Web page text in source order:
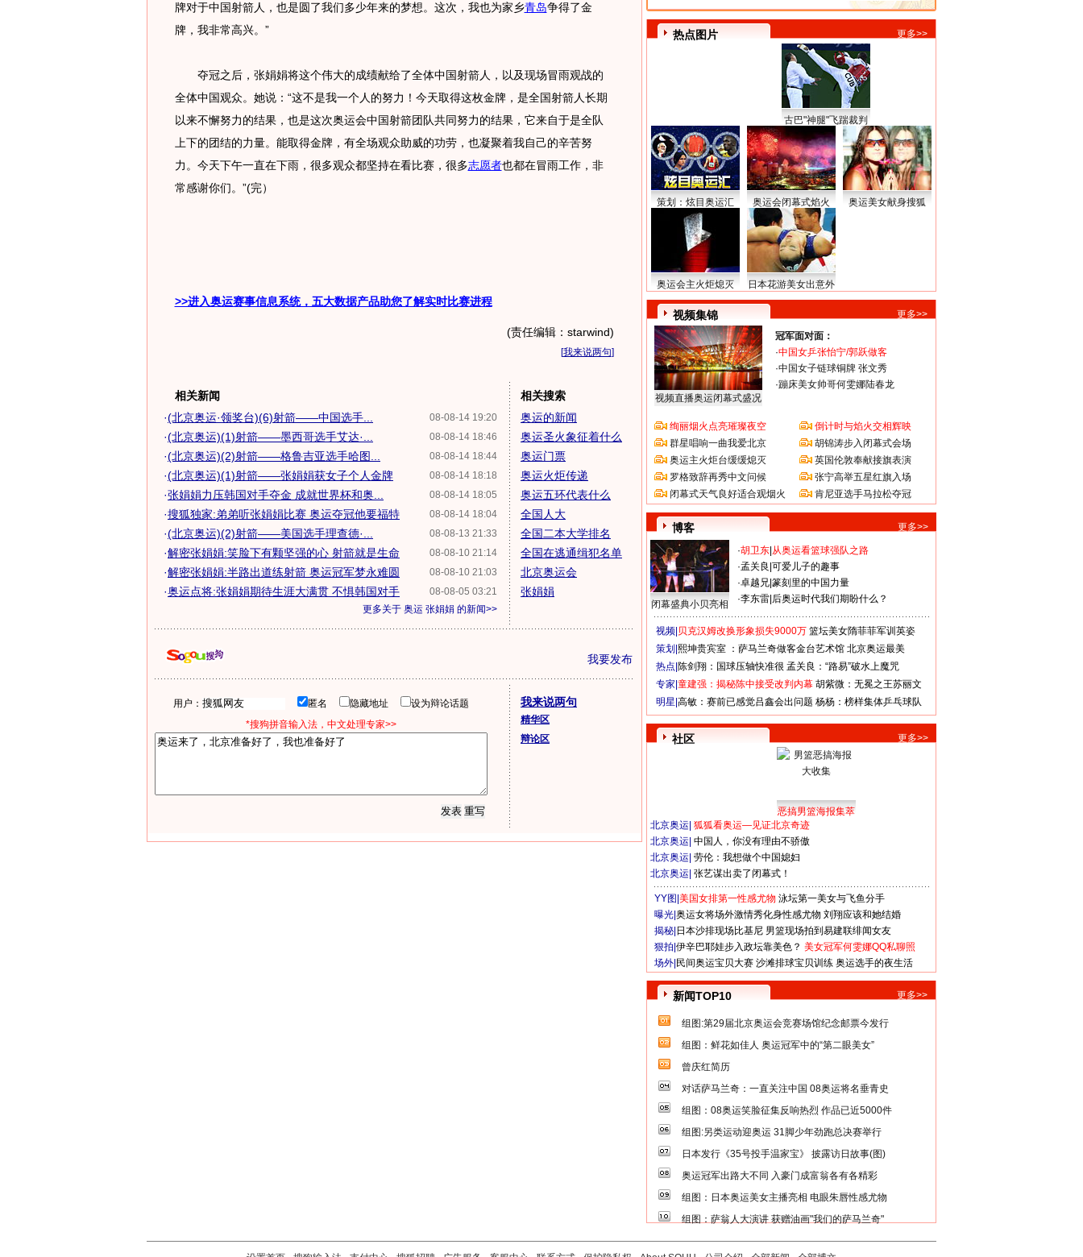
牌对于中国射箭人，也是圆了我们多少年来的梦想。这次，我也为家乡青岛争得了金
牌，我非常高兴。”
夺冠之后，张娟娟将这个伟大的成绩献给了全体中国射箭人，以及现场冒雨观战的
全体中国观众。她说：“这不是我一个人的努力！今天取得这枚金牌，是全国射箭人长期
以来不懈努力的结果，也是这次奥运会中国射箭团队共同努力的结果，它来自于是全队
上下的团结的力量。能取得金牌，有全场观众助威的功劳，也凝聚着我自己的辛苦努
力。今天下午一直在下雨，很多观众都坚持在看比赛，很多志愿者也都在冒雨工作，非
常感谢你们。”(完）
>>进入奥运赛事信息系统，五大数据产品助您了解实时比赛进程
(责任编辑：starwind)
[我来说两句]
相关新闻
08-08-14 19:20
·(北京奥运·领奖台)(6)射箭——中国选手...
08-08-14 18:46
·(北京奥运)(1)射箭——墨西哥选手艾达·...
08-08-14 18:44
·(北京奥运)(2)射箭——格鲁吉亚选手哈图...
08-08-14 18:18
·(北京奥运)(1)射箭——张娟娟获女子个人金牌
08-08-14 18:05
·张娟娟力压韩国对手夺金 成就世界杯和奥...
08-08-14 18:04
·搜狐独家:弟弟听张娟娟比赛 奥运夺冠他要福特
08-08-13 21:33
·(北京奥运)(2)射箭——美国选手理查德·...
08-08-10 21:14
·解密张娟娟:笑脸下有颗坚强的心 射箭就是生命
08-08-10 21:03
·解密张娟娟:半路出道练射箭 奥运冠军梦永难圆
08-08-05 03:21
·奥运点将:张娟娟期待生涯大满贯 不惧韩国对手
更多关于 奥运 张娟娟 的新闻>>
相关搜索
奥运的新闻
奥运圣火象征着什么
奥运门票
奥运火炬传递
奥运五环代表什么
全国人大
全国二本大学排名
全国在逃通缉犯名单
北京奥运会
张娟娟
我要发布
用户： 匿名 隐藏地址
设为辩论话题
*搜狗拼音输入法，中文处理专家>>
我来说两句
精华区
辩论区
热点图片 更多>>
古巴"神腿"飞踹裁判
策划：炫目奥运汇 奥运会闭幕式焰火 奥运美女献身搜狐
奥运会主火炬熄灭 日本花游美女出意外
视频集锦 更多>>
视频直播奥运闭幕式盛况
冠军面对面：
·中国女乒张怡宁/郭跃做客
·中国女子链球铜牌 张文秀
·蹦床美女帅哥何雯娜陆春龙
绚丽烟火点亮璀璨夜空
群星唱响一曲我爱北京
奥运主火炬台缓缓熄灭
罗格致辞再秀中文问候
闭幕式天气良好适合观烟火
倒计时与焰火交相辉映
胡锦涛步入闭幕式会场
英国伦敦奉献接旗表演
张宁高举五星红旗入场
肯尼亚选手马拉松夺冠
博客 更多>>
闭幕盛典小贝亮相
·胡卫东 从奥运看篮球强队之路
·孟关良 可爱儿子的趣事
·卓越兄 篆刻里的中国力量
·李东雷 后奥运时代我们期盼什么？
视频| 贝克汉姆改换形象损失9000万 篮坛美女隋菲菲军训英姿
策划| 熙坤贵宾室 ：萨马兰奇做客金台艺术馆 北京奥运最美
热点| 陈剑翔：国球压轴快准很 孟关良：“路易”破水上魔咒
专家| 童建强：揭秘陈中接受改判内幕 胡紫微：无冕之王苏丽文
明星| 高敏：赛前已感觉吕鑫会出问题 杨杨：榜样集体乒乓球队
社区 更多>>
恶搞男篮海报集萃
北京奥运 狐狐看奥运—见证北京奇迹
北京奥运 中国人，你没有理由不骄傲
北京奥运 劳伦：我想做个中国媳妇
北京奥运 张艺谋出卖了闭幕式！
YY图| 美国女排第一性感尤物 泳坛第一美女与飞鱼分手
曝光| 奥运女将场外激情秀化身性感尤物 刘翔应该和她结婚
揭秘| 日本沙排现场比基尼 男篮现场拍到易建联绯闻女友
狠拍| 伊辛巴耶娃步入政坛靠美色？ 美女冠军何雯娜QQ私聊照
场外| 民间奥运宝贝大赛 沙滩排球宝贝训练 奥运选手的夜生活
新闻TOP10 更多>>
组图:第29届北京奥运会竞赛场馆纪念邮票今发行
组图：鲜花如佳人 奥运冠军中的“第二眼美女”
曾庆红简历
对话萨马兰奇：一直关注中国 08奥运将名垂青史
组图：08奥运笑脸征集反响热烈 作品已近5000件
组图:另类运动迎奥运 31脚少年劲跑总决赛举行
日本发行《35号投手温家宝》 披露访日故事(图)
奥运冠军出路大不同 入豪门成富翁各有各精彩
组图：日本奥运美女主播亮相 电眼朱唇性感尤物
组图：萨翁人大演讲 获赠油画"我们的萨马兰奇"